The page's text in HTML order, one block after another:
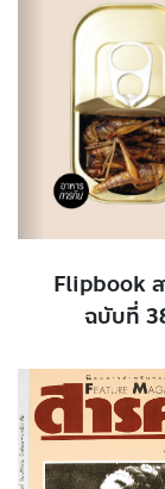
Flipbook
ฉบับที่